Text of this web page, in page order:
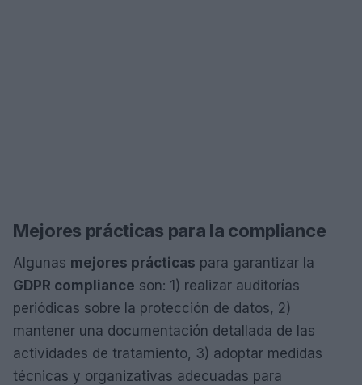
Mejores prácticas para la compliance
Algunas mejores prácticas para garantizar la
GDPR compliance son: 1) realizar auditorías
periódicas sobre la protección de datos, 2)
mantener una documentación detallada de las
actividades de tratamiento, 3) adoptar medidas
técnicas y organizativas adecuadas para